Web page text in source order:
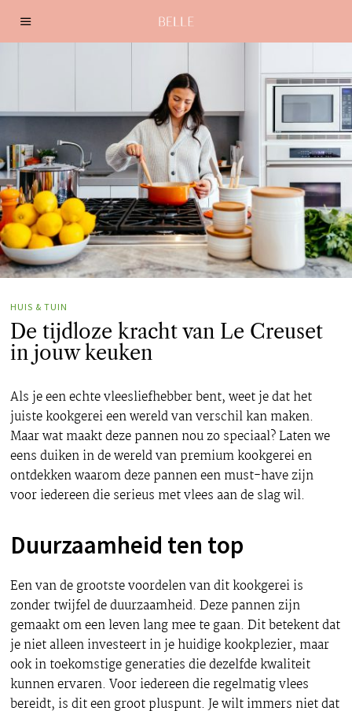
HUIS & TUIN
De tijdloze kracht van Le Creuset
in jouw keuken
Als je een echte vleesliefhebber bent, weet je dat het
juiste kookgerei een wereld van verschil kan maken.
Maar wat maakt deze pannen nou zo speciaal? Laten we
eens duiken in de wereld van premium kookgerei en
ontdekken waarom deze pannen een must-have zijn
voor iedereen die serieus met vlees aan de slag wil.
Duurzaamheid ten top
Een van de grootste voordelen van dit kookgerei is
zonder twijfel de duurzaamheid. Deze pannen zijn
gemaakt om een leven lang mee te gaan. Dit betekent dat
je niet alleen investeert in je huidige kookplezier, maar
ook in toekomstige generaties die dezelfde kwaliteit
kunnen ervaren. Voor iedereen die regelmatig vlees
bereidt, is dit een groot pluspunt. Je wilt immers niet dat